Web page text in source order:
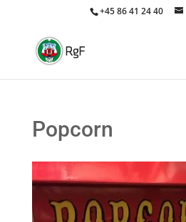
+45 86 41 24 40
Popcorn